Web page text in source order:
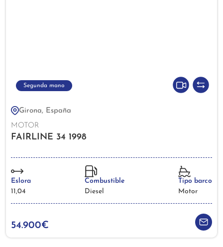
Segunda mano
Girona, España
MOTOR
FAIRLINE 34 1998
Eslora
11,04
Combustible
Diesel
Tipo barco
Motor
54.900€